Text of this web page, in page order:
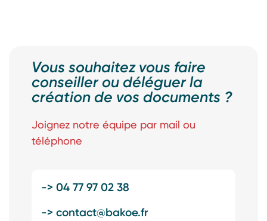
Vous souhaitez vous faire
conseiller ou déléguer la
création de vos documents ?
Joignez notre équipe par mail ou
téléphone
-> 04 77 97 02 38
-> contact@bakoe.fr